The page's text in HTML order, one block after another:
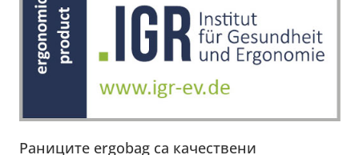
Раниците ergobag са качествени